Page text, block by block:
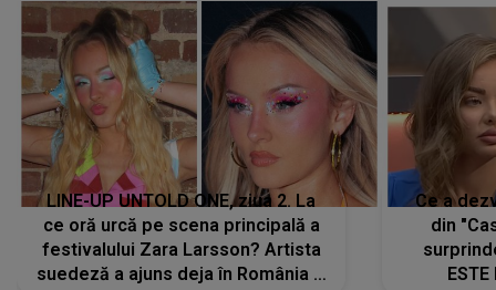
LINE-UP UNTOLD ONE, ziua 2. La
ce oră urcă pe scena principală a
festivalului Zara Larsson? Artista
suedeză a ajuns deja în România și
Ce a
din